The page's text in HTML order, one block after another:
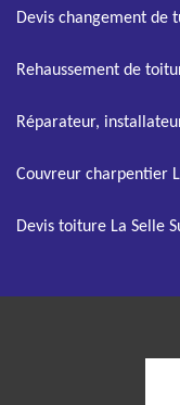
Devis changement de
Rehaussement de
Réparateur,
Couvreur charpentier
Devis toiture La Selle